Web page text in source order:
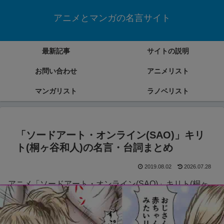
アニメとマンガの名言サイト
最新記事 サイトの説明
お問い合わせ アニメリスト
マンガリスト ラノベリスト
「ソードアート・オンライン(SAO)」キリ
ト(桐ヶ谷和人)の名言・台詞まとめ
2019.08.02 2026.07.28
アニメ「ソードアート・オンライン(SAO)」キリト(桐ヶ
谷和人)の名言・台詞をまとめていきます。